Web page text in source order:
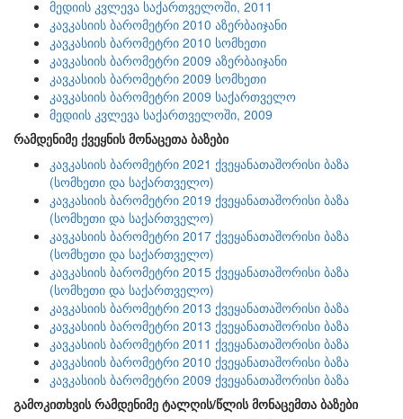
მედიის კვლევა საქართველოში, 2011
კავკასიის ბარომეტრი 2010 აზერბაიჯანი
კავკასიის ბარომეტრი 2010 სომხეთი
კავკასიის ბარომეტრი 2009 აზერბაიჯანი
კავკასიის ბარომეტრი 2009 სომხეთი
კავკასიის ბარომეტრი 2009 საქართველო
მედიის კვლევა საქართველოში, 2009
რამდენიმე ქვეყნის მონაცეთა ბაზები
კავკასიის ბარომეტრი 2021 ქვეყანათაშორისი ბაზა
(სომხეთი და საქართველო)
კავკასიის ბარომეტრი 2019 ქვეყანათაშორისი ბაზა
(სომხეთი და საქართველო)
კავკასიის ბარომეტრი 2017 ქვეყანათაშორისი ბაზა
(სომხეთი და საქართველო)
კავკასიის ბარომეტრი 2015 ქვეყანათაშორისი ბაზა
(სომხეთი და საქართველო)
კავკასიის ბარომეტრი 2013 ქვეყანათაშორისი ბაზა
კავკასიის ბარომეტრი 2013 ქვეყანათაშორისი ბაზა
კავკასიის ბარომეტრი 2011 ქვეყანათაშორისი ბაზა
კავკასიის ბარომეტრი 2010 ქვეყანათაშორისი ბაზა
კავკასიის ბარომეტრი 2009 ქვეყანათაშორისი ბაზა
გამოკითხვის რამდენიმე ტალღის/წლის მონაცემთა ბაზები